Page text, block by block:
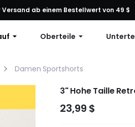
12 % Rabatt ab 79 $ oder 15 %
Versand ab einem Bestellwert von 49 $
Oberteile
Damen Sportshorts
3" Hohe Taille
23,99 $